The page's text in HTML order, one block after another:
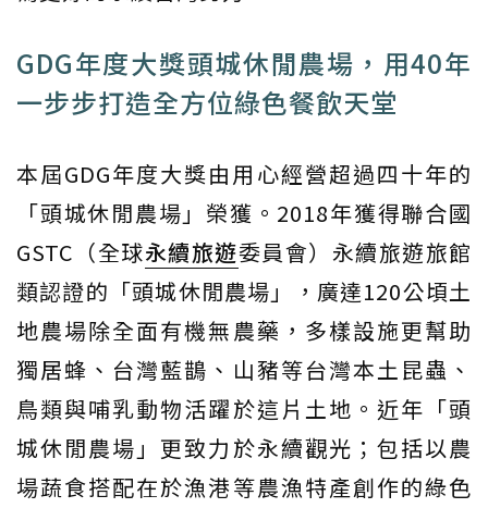
GDG年度大獎頭城休閒農場，用40年
一步步打造全方位綠色餐飲天堂
本屆GDG年度大獎由用心經營超過四十年的
「頭城休閒農場」榮獲。2018年獲得聯合國
GSTC（全球永續旅遊委員會）永續旅遊旅館
類認證的「頭城休閒農場」，廣達120公頃土
地農場除全面有機無農藥，多樣設施更幫助
獨居蜂、台灣藍鵲、山豬等台灣本土昆蟲、
鳥類與哺乳動物活躍於這片土地。近年「頭
城休閒農場」更致力於永續觀光；包括以農
場蔬食搭配在於漁港等農漁特產創作的綠色